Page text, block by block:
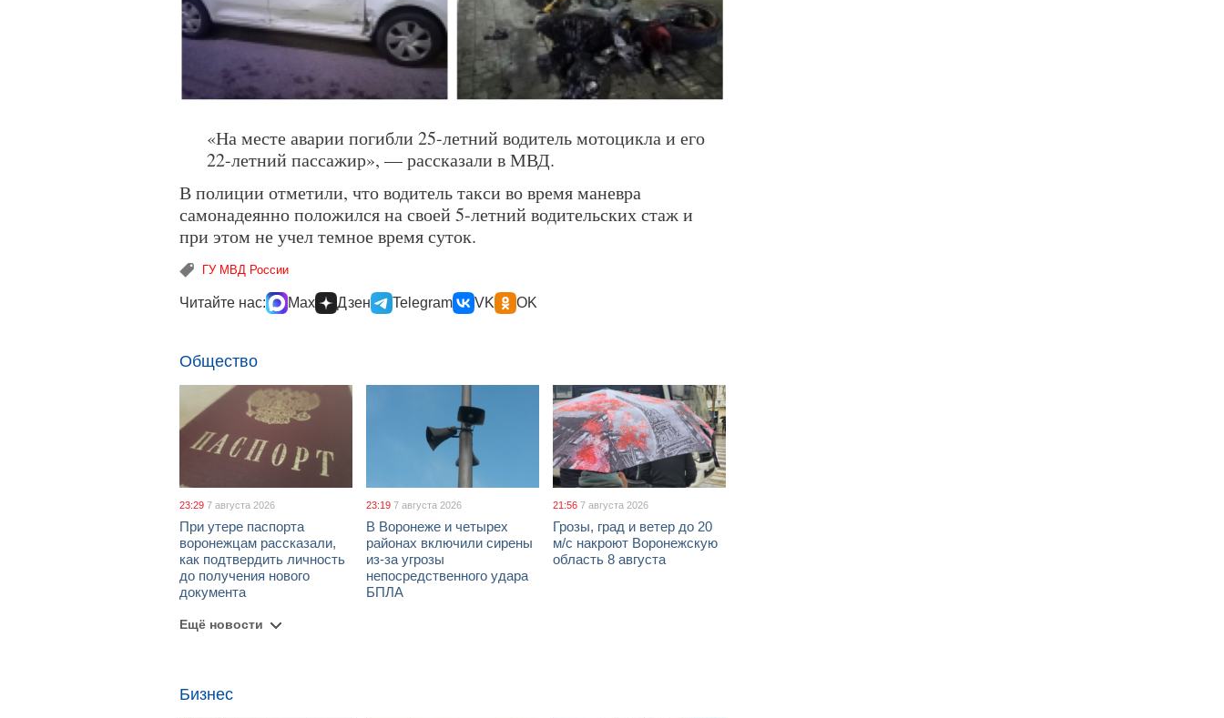
«На месте аварии погибли 25-летний водитель мотоцикла и его
22-летний пассажир», — рассказали в МВД.
В полиции отметили, что водитель такси во время маневра
самонадеянно положился на своей 5-летний водительских стаж и
при этом не учел темное время суток.
ГУ МВД России
Читайте нас: Max Дзен Telegram VK OK
Общество
23:29 7 августа 2026
При утере паспорта
воронежцам рассказали,
как подтвердить личность
до получения нового
документа
23:19 7 августа 2026
В Воронеже и четырех
районах включили сирены
из-за угрозы
непосредственного удара
БПЛА
21:56 7 августа 2026
Грозы, град и ветер до 20
м/с накроют Воронежскую
область 8 августа
Ещё новости
Бизнес